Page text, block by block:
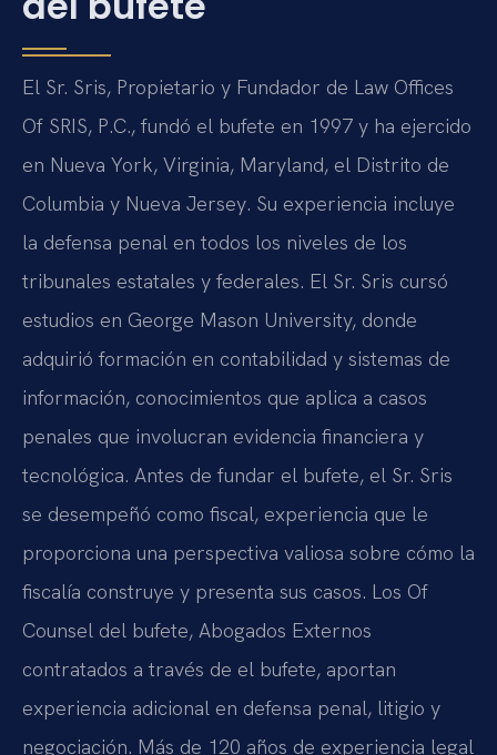
El Sr. Sris, Propietario y Fundador de Law Offices
Of SRIS, P.C., fundó el bufete en 1997 y ha ejercido
en Nueva York, Virginia, Maryland, el Distrito de
Columbia y Nueva Jersey. Su experiencia incluye
la defensa penal en todos los niveles de los
tribunales estatales y federales. El Sr. Sris cursó
estudios en George Mason University, donde
adquirió formación en contabilidad y sistemas de
información, conocimientos que aplica a casos
penales que involucran evidencia financiera y
tecnológica. Antes de fundar el bufete, el Sr. Sris
se desempeñó como fiscal, experiencia que le
proporciona una perspectiva valiosa sobre cómo la
fiscalía construye y presenta sus casos. Los Of
Counsel del bufete, Abogados Externos
contratados a través de el bufete, aportan
experiencia adicional en defensa penal, litigio y
negociación. Más de 120 años de experiencia legal